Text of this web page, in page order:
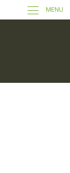
MENU